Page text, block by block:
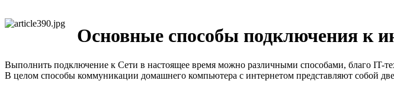
Основные способы подключения к
Выполнить подключение к Сети в настоящее время можно различными способами, благо IT-
В целом способы коммуникации домашнего компьютера с интернетом представляют собой